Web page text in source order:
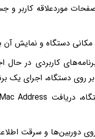
موردعلاقه کاربر
دستگاه و نمایش آن
کاربردی در حال
روی دستگاه، اجرای یک
دوربین‌ها و سرقت